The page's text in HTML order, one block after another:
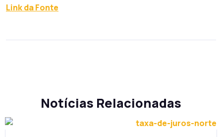
Link da Fonte
Notícias Relacionadas